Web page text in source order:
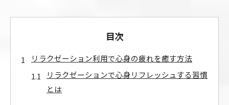
目次
リラクゼーション利用で心身の疲れを癒す方法
リラクゼーションで心身リフレッシュする習慣
とは